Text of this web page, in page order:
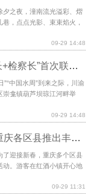
夕之夜，潼南流光溢彩、熠
，点点光影、束束焰火，
09-29 14:48
川渝两地“河长+警长+检察长”首次联合巡河
”“中国水周”到来之际，川渝
崇龛镇葫芦坝琼江河畔举
09-29 14:48
春节在渝怎么玩？重庆各区县推出丰富多彩惠民促游活动
了迎接新春，重庆多个区县
动。游客在红酒小镇开心地
09-29 11:31